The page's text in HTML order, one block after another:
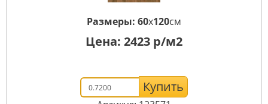
Размеры: 60x120см
Цена: 2423 р/м2
Купить